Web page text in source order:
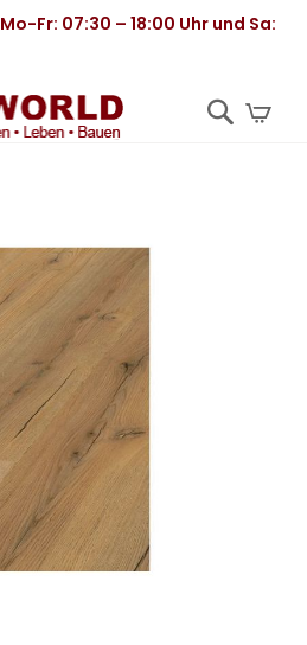
Mo-Fr: 07:30 – 18:00 Uhr und Sa: